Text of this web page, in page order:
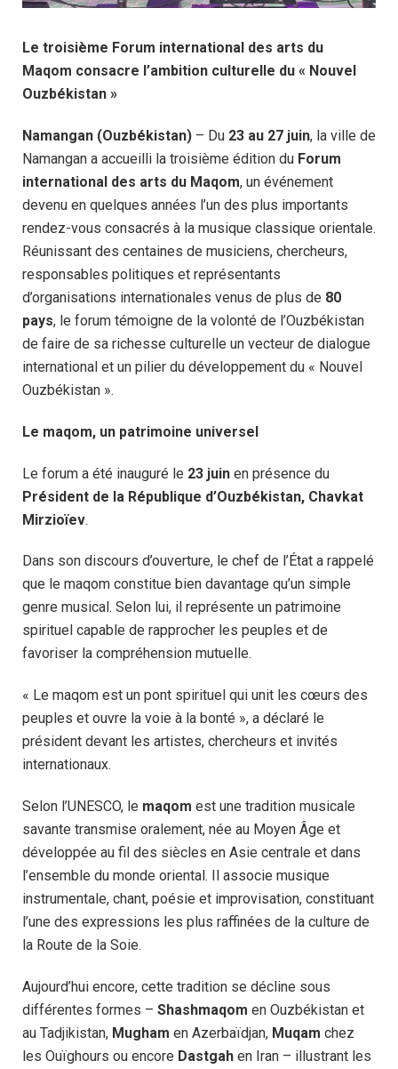
Le troisième Forum international des arts du
Maqom consacre l’ambition culturelle du « Nouvel
Ouzbékistan »
Namangan (Ouzbékistan) – Du 23 au 27 juin, la ville de
Namangan a accueilli la troisième édition du Forum
international des arts du Maqom, un événement
devenu en quelques années l’un des plus importants
rendez-vous consacrés à la musique classique orientale.
Réunissant des centaines de musiciens, chercheurs,
responsables politiques et représentants
d’organisations internationales venus de plus de 80
pays, le forum témoigne de la volonté de l’Ouzbékistan
de faire de sa richesse culturelle un vecteur de dialogue
international et un pilier du développement du « Nouvel
Ouzbékistan ».
Le maqom, un patrimoine universel
Le forum a été inauguré le 23 juin en présence du
Président de la République d’Ouzbékistan, Chavkat
Mirzioïev.
Dans son discours d’ouverture, le chef de l’État a rappelé
que le maqom constitue bien davantage qu’un simple
genre musical. Selon lui, il représente un patrimoine
spirituel capable de rapprocher les peuples et de
favoriser la compréhension mutuelle.
« Le maqom est un pont spirituel qui unit les cœurs des
peuples et ouvre la voie à la bonté », a déclaré le
président devant les artistes, chercheurs et invités
internationaux.
Selon l’UNESCO, le maqom est une tradition musicale
savante transmise oralement, née au Moyen Âge et
développée au fil des siècles en Asie centrale et dans
l’ensemble du monde oriental. Il associe musique
instrumentale, chant, poésie et improvisation, constituant
l’une des expressions les plus raffinées de la culture de
la Route de la Soie.
Aujourd’hui encore, cette tradition se décline sous
différentes formes – Shashmaqom en Ouzbékistan et
au Tadjikistan, Mugham en Azerbaïdjan, Muqam chez
les Ouïghours ou encore Dastgah en Iran – illustrant les